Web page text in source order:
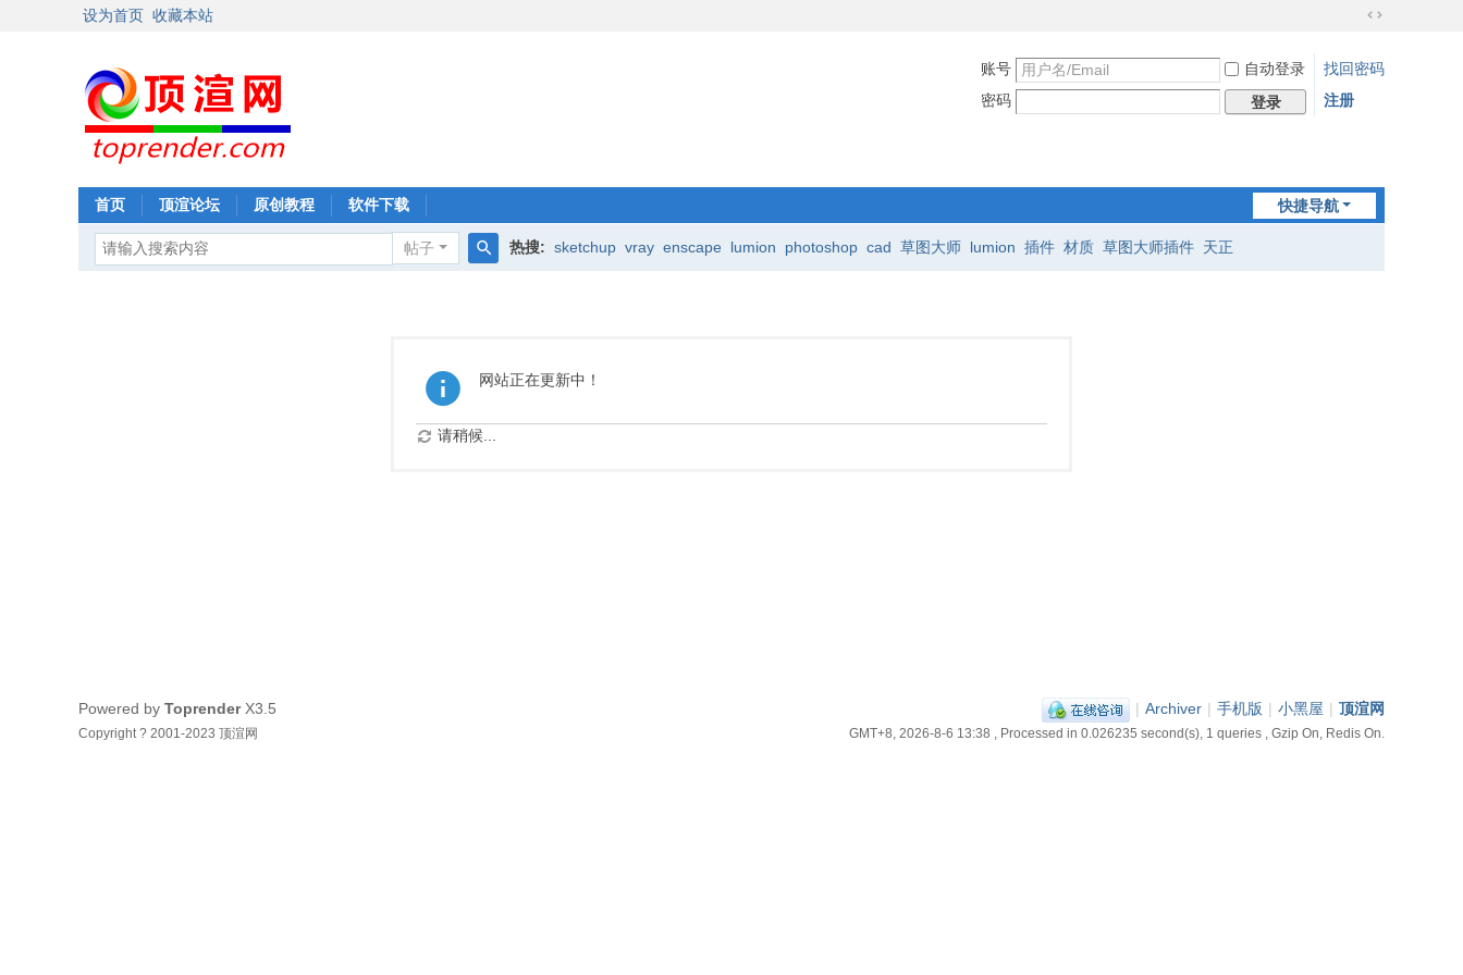
设为首页 收藏本站
到
账号 自动登录
找回密码
密码
登录 注册
快捷导航
首页 顶渲论坛 原创教程 软件下载
帖子 热搜: sketchup vray enscape lumion photoshop cad 草图大师 lumion 插件 材质 草图大师插件 天正
网站正在更新中！
请稍候...
| Archiver | 手机版 | 小黑屋 | 顶渲网
GMT+8, 2026-8-6 13:38 , Processed in 0.026235 second(s), 1 queries , Gzip On, Redis On.
Powered by Toprender X3.5
Copyright ? 2001-2023 顶渲网